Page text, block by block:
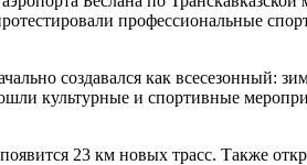
профессиональные
создавался как всесезонный:
культурные и спортивные
23 км новых трасс. Также